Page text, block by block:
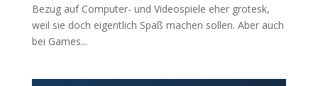
Bezug auf Computer- und Videospiele eher grotesk,
weil sie doch eigentlich Spaß machen sollen. Aber auch
bei Games...